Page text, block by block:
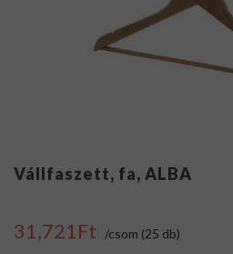
Vállfaszett, fa, ALBA
31,721Ft /csom (25 db)